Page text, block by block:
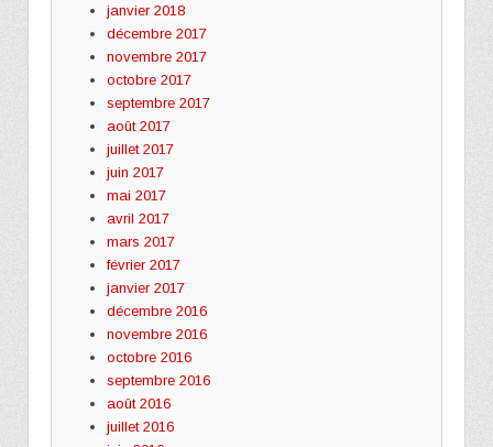
janvier 2018
décembre 2017
novembre 2017
octobre 2017
septembre 2017
août 2017
juillet 2017
juin 2017
mai 2017
avril 2017
mars 2017
février 2017
janvier 2017
décembre 2016
novembre 2016
octobre 2016
septembre 2016
août 2016
juillet 2016